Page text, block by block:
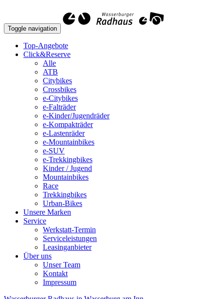
Toggle navigation
Top-Angebote
Click&Reserve
Alle
ATB
Citybikes
Crossbikes
e-Citybikes
e-Falträder
e-Kinder/Jugendräder
e-Kompakträder
e-Lastenräder
e-Mountainbikes
e-SUV
e-Trekkingbikes
Kinder / Jugend
Mountainbikes
Race
Trekkingbikes
Urban-Bikes
Unsere Marken
Service
Werkstatt-Termin
Serviceleistungen
Leasinganbieter
Über uns
Unser Team
Kontakt
Impressum